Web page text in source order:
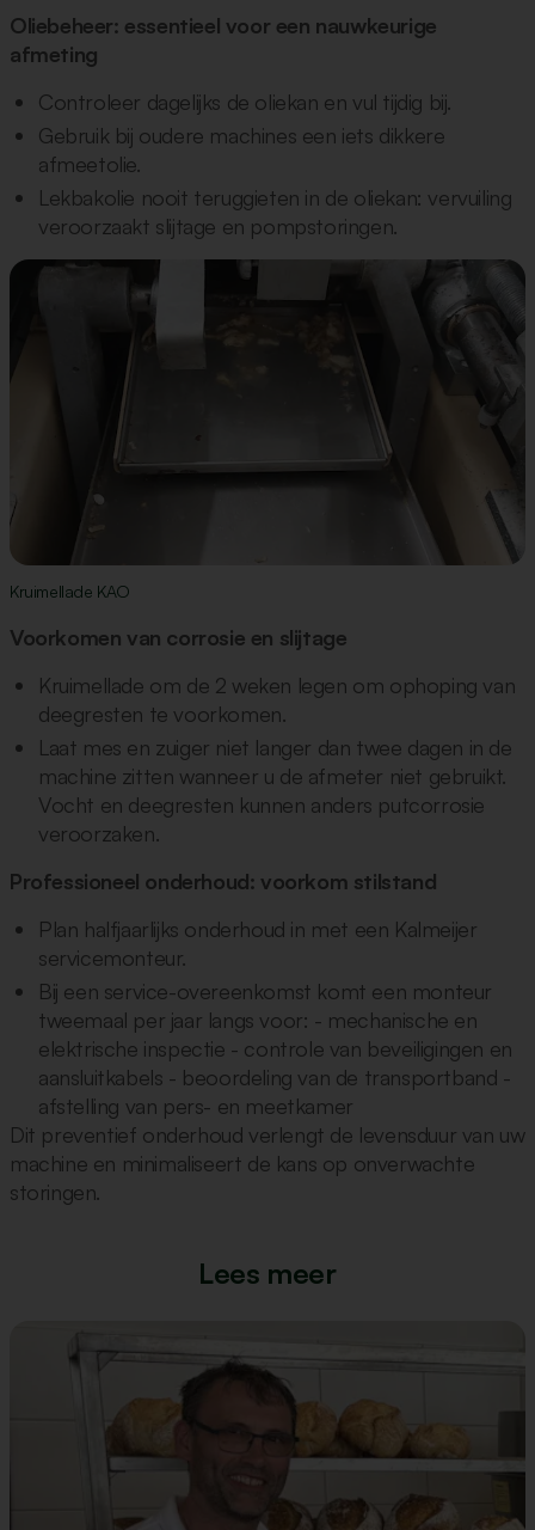
Oliebeheer: essentieel voor een nauwkeurige
afmeting
Controleer dagelijks de oliekan en vul tijdig bij.
Gebruik bij oudere machines een iets dikkere
afmeetolie.
Lekbakolie nooit teruggieten in de oliekan: vervuiling
veroorzaakt slijtage en pompstoringen.
Kruimellade KAO
Voorkomen van corrosie en slijtage
Kruimellade om de 2 weken legen om ophoping van
deegresten te voorkomen.
Laat mes en zuiger niet langer dan twee dagen in de
machine zitten wanneer u de afmeter niet gebruikt.
Vocht en deegresten kunnen anders putcorrosie
veroorzaken.
Professioneel onderhoud: voorkom stilstand
Plan halfjaarlijks onderhoud in met een Kalmeijer
servicemonteur.
Bij een service-overeenkomst komt een monteur
tweemaal per jaar langs voor: - mechanische en
elektrische inspectie - controle van beveiligingen en
aansluitkabels - beoordeling van de transportband -
afstelling van pers- en meetkamer
Dit preventief onderhoud verlengt de levensduur van uw
machine en minimaliseert de kans op onverwachte
storingen.
Lees meer